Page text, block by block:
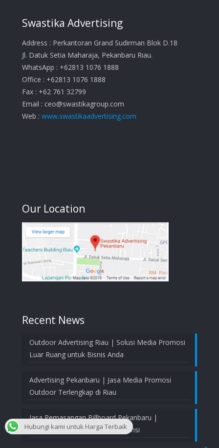
Swastika Advertising
Address : Perkantoran Grand Sudirman Blok D.18
Jl. Datuk Setia Maharaja, Pekanbaru Riau.
WhatsApp : +62813 1076 1888
Office : +62813 1076 1888
Fax : +62 761 32799
Email : ceo@swastikagroup.com
Web : www.swastikaadvertising.com
Our Location
Recent News
Outdoor Advertising Riau | Solusi Media Promosi
Luar Ruang untuk Bisnis Anda
Advertising Pekanbaru | Jasa Media Promosi
Outdoor Terlengkap di Riau
Jasa Pemasangan Billboard Pekanbaru |
Profesional, Aman, dan Bergaransi
Hubungi kami untuk Harga Terbaik